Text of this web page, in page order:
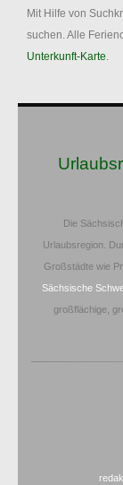
Mit Hilfe von
suchen. Alle
Unterkunft-Karte.
Die
Urlaubsregion.
Großstädte wie
Sächsische
großflächige,